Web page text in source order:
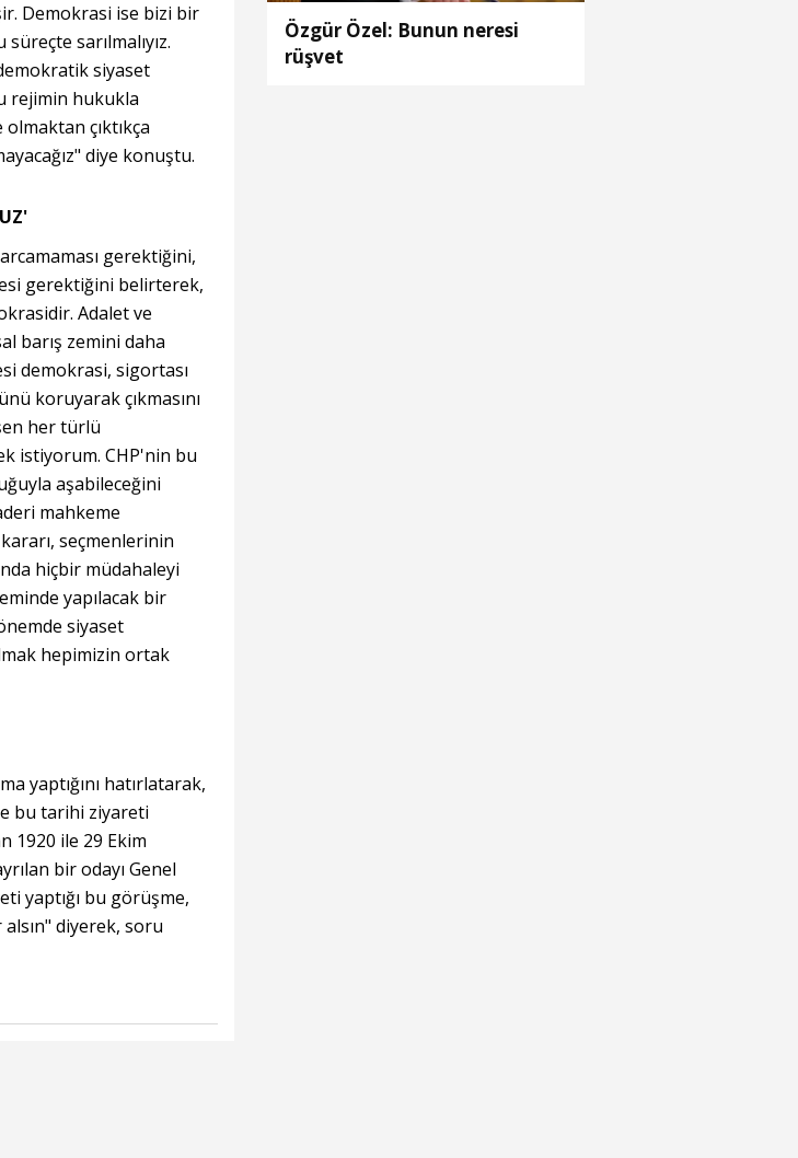
Demokrasi ise bizi bir
sarılmalıyız.
siyaset
rejimin hukukla
çıktıkça
diye konuştu.
gerektiğini,
gerektiğini belirterek,
Adalet ve
barış zemini daha
demokrasi, sigortası
koruyarak çıkmasını
her türlü
istiyorum. CHP'nin bu
aşabileceğini
mahkeme
seçmenlerinin
hiçbir müdahaleyi
yapılacak bir
siyaset
hepimizin ortak
yaptığını hatırlatarak,
bu tarihi ziyareti
1920 ile 29 Ekim
bir odayı Genel
yaptığı bu görüşme,
alsın" diyerek, soru
Özgür Özel: Bunun neresi
rüşvet